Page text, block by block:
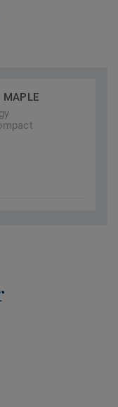
MAPLE